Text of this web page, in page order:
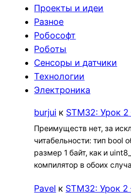
Проекты и идеи
Разное
Робософт
Роботы
Сенсоры и датчики
Технологии
Электроника
burjui к STM32: Урок
Преимуществ нет, за
читабельности: тип bool
размер 1 байт, как и
компилятор в обоих
Pavel к STM32: Урок